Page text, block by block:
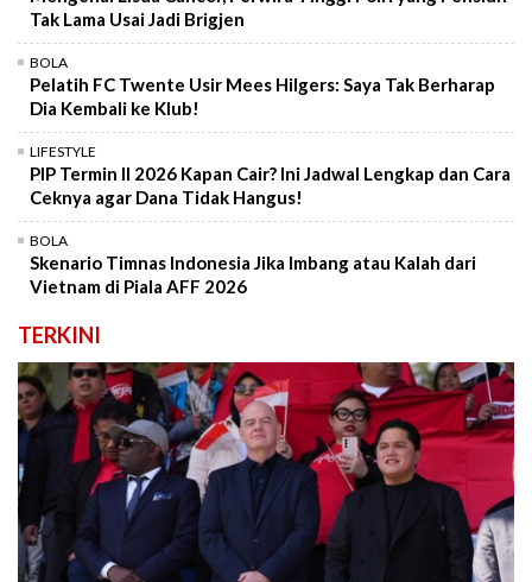
Tak Lama Usai Jadi Brigjen
BOLA
Pelatih FC Twente Usir Mees Hilgers: Saya Tak Berharap
Dia Kembali ke Klub!
LIFESTYLE
PIP Termin II 2026 Kapan Cair? Ini Jadwal Lengkap dan Cara
Ceknya agar Dana Tidak Hangus!
BOLA
Skenario Timnas Indonesia Jika Imbang atau Kalah dari
Vietnam di Piala AFF 2026
TERKINI